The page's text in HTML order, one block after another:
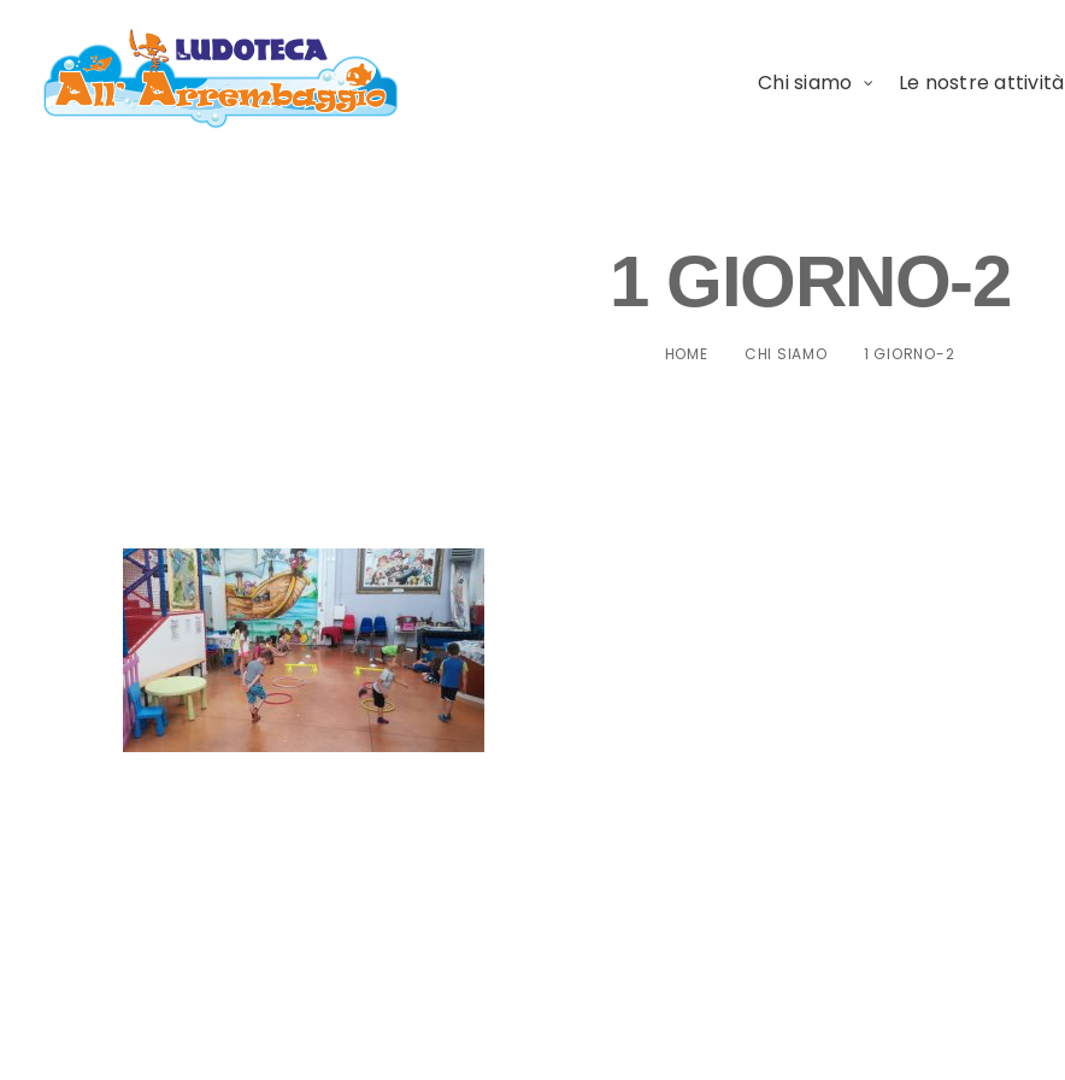
Chi siamo Le nostre attività
1 GIORNO-2
HOME CHI SIAMO 1 GIORNO-2